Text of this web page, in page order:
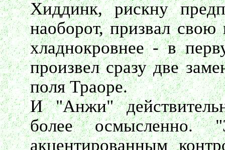
Хиддинк, рискну
наоборот, призвал
хладнокровнее - в
произвел сразу две
поля Траоре.
И "Анжи"
более осмысленно.
акцентированным